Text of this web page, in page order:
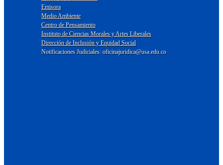
Emisora
Medio Ambiente
Centro de Pensamiento
Instituto de Ciencias Morales y Artes Liberales
Dirección de Inclusión y Equidad Social
Notificaciones Judiciales: oficinajuridica@usa.edu.co